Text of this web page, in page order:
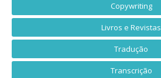
Copywriting
Livros e Revistas
Tradução
Transcrição